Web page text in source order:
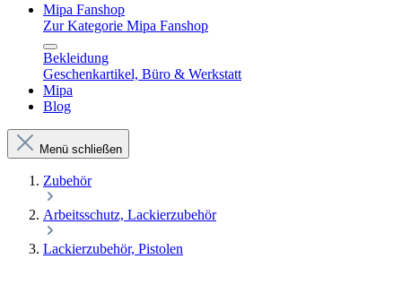
Mipa Fanshop
Zur Kategorie Mipa Fanshop
Bekleidung
Geschenkartikel, Büro & Werkstatt
Mipa
Blog
Menü schließen
Zubehör
Arbeitsschutz, Lackierzubehör
Lackierzubehör, Pistolen